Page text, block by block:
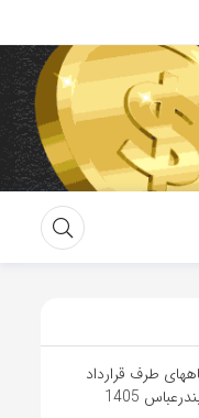
طرف قرارداد
1405